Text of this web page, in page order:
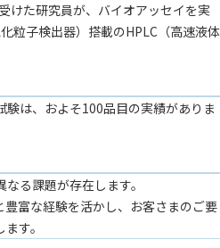
けた研究員が、バイオアッセイを実
粒子検出器）搭載のHPLC（高速液体
は、およそ100品目の実績がありま
る課題が存在します。
富な経験を活かし、お客さまのご要
す。